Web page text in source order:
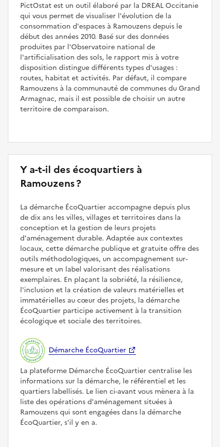
PictOstat est un outil élaboré par la DREAL Occitanie
qui vous permet de visualiser l'évolution de la
consommation d'espaces à Ramouzens depuis le
début des années 2010. Basé sur des données
produites par l'Observatoire national de
l'artificialisation des sols, le rapport mis à votre
disposition distingue différents types d'usages :
routes, habitat et activités. Par défaut, il compare
Ramouzens à la communauté de communes du Grand
Armagnac, mais il est possible de choisir un autre
territoire de comparaison.
Y a-t-il des écoquartiers à
Ramouzens ?
La démarche ÉcoQuartier accompagne depuis plus
de dix ans les villes, villages et territoires dans la
conception et la gestion de leurs projets
d'aménagement durable. Adaptée aux contextes
locaux, cette démarche publique et gratuite offre des
outils méthodologiques, un accompagnement sur-
mesure et un label valorisant des réalisations
exemplaires. En plaçant la sobriété, la résilience,
l'inclusion et la création de valeurs matérielles et
immatérielles au cœur des projets, la démarche
ÉcoQuartier participe activement à la transition
écologique et sociale des territoires.
Démarche ÉcoQuartier
La plateforme Démarche ÉcoQuartier centralise les
informations sur la démarche, le référentiel et les
quartiers labellisés. Le lien ci-avant vous mènera à la
liste des opérations d'aménagement situées à
Ramouzens qui sont engagées dans la démarche
ÉcoQuartier, s'il y en a.